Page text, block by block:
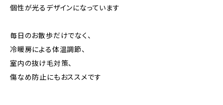
個性が光るデザインになっています
毎日のお散歩だけでなく、
冷暖房による体温調節、
室内の抜け毛対策、
傷なめ防止にもおススメです